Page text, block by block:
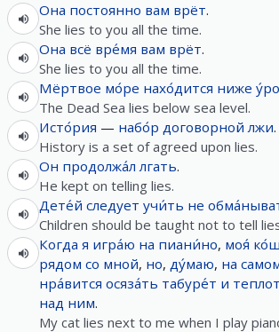
Она постоянно вам врёт.
She lies to you all the time.
Она всё вре́мя вам врёт.
She lies to you all the time.
Мёртвое мо́ре нахо́дится ниже
The Dead Sea lies below sea level.
Исто́рия — набо́р договорной лжи.
History is a set of agreed upon lies.
Он продолжа́л лгать.
He kept on telling lies.
Дете́й следует учи́ть не
Children should be taught not to tell
Когда я игра́ю на пиани́но, моя́
рядом со мной, но, ду́маю, на
нра́вится осяза́ть табуре́т и
над ним.
My cat lies next to me when I play